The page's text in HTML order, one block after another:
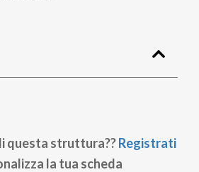
questa struttura??Registrati
la tua scheda